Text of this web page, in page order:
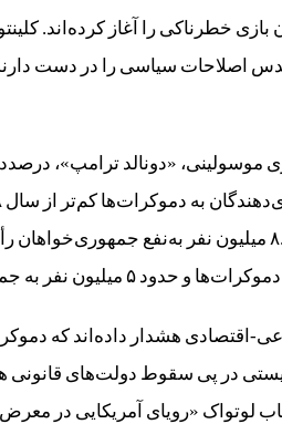
بازی خطرناکی را آغاز کرده‌اند.
اصلاحات سیاسی را در دست
موسولینی، «دونالد ترامپ»،
اقتصادی هشدار داده‌اند که
لوتواک «رویای آمریکایی در